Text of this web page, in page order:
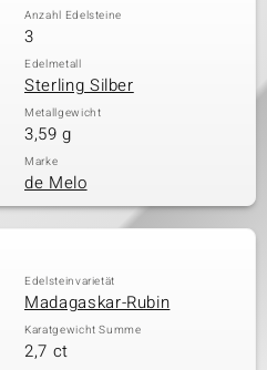
Anzahl Edelsteine
3
Edelmetall
Sterling Silber
Metallgewicht
3,59 g
Marke
de Melo
Edelsteinvarietät
Madagaskar-Rubin
Karatgewicht Summe
2,7 ct